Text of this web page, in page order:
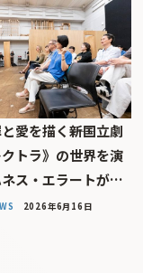
愛を描く――新国立劇
トラ》の世界を演
ス・エラートが…
2026年6月16日